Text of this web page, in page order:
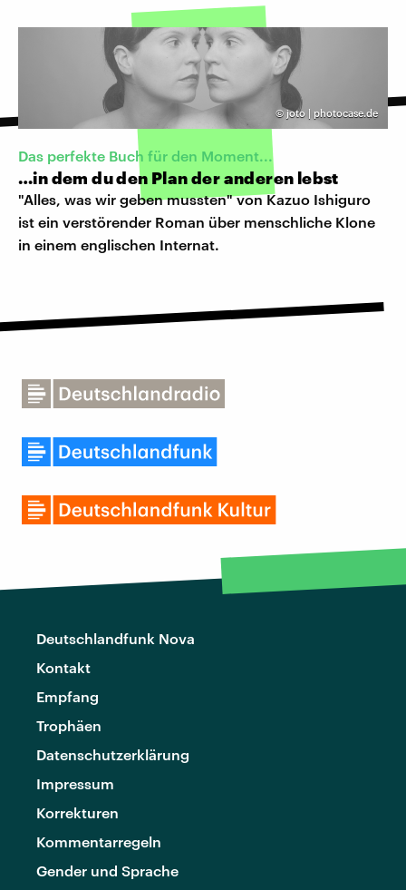
© joto | photocase.de
Das perfekte Buch für den Moment...
…in dem du den Plan der anderen lebst
"Alles, was wir geben mussten" von Kazuo Ishiguro
ist ein verstörender Roman über menschliche Klone
in einem englischen Internat.
Deutschlandfunk Nova
Kontakt
Empfang
Trophäen
Datenschutzerklärung
Impressum
Korrekturen
Kommentarregeln
Gender und Sprache